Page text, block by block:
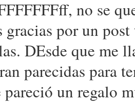
no se
gracias por un
DEsde que me
parecidas para
pareció un regalo